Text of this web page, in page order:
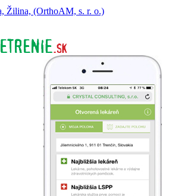
Žilina, (OrthoAM, s. r. o.)